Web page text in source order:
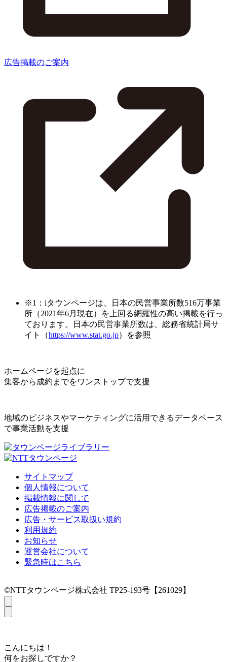
広告掲載のご案内
※1：iタウンページは、日本の民営事業所数516万事業
所（2021年6月現在）を上回る網羅性の高い掲載を行っ
ております。日本の民営事業所数は、総務省統計局サ
イト（https://www.stat.go.jp）を参照
ホームページを起点に
集客から成約までをワンストップで支援
地域のビジネスやマーケティングに活用できるデータベース
で事業活動を支援
サイトマップ
個人情報について
掲載情報に関して
広告掲載のご案内
広告・サービス取扱い規約
利用規約
お知らせ
運営会社について
緊急時はこちら
©NTTタウンページ株式会社 TP25-193号【261029】
こんにちは！
何をお探しですか？